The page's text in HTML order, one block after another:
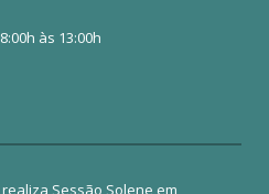
às 13:00h
Sessão Solene em